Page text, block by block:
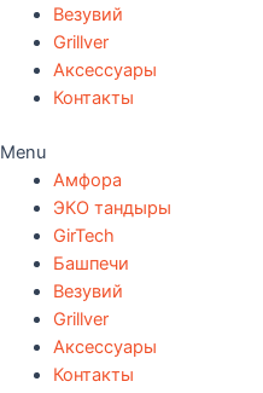
Везувий
Grillver
Аксессуары
Контакты
Menu
Амфора
ЭКО тандыры
GirTech
Башпечи
Везувий
Grillver
Аксессуары
Контакты